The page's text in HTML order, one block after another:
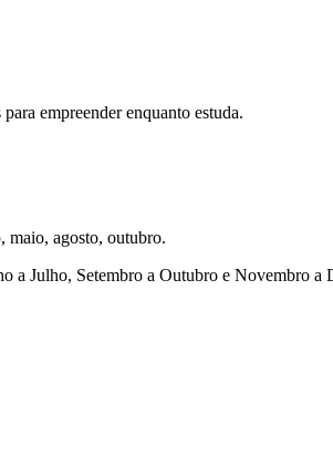
empreender enquanto estuda.
maio, agosto, outubro.
a Julho, Setembro a Outubro e Novembro a